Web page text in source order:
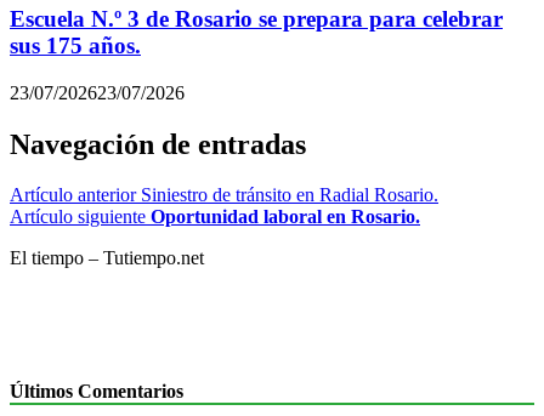
Escuela N.º 3 de Rosario se prepara para celebrar
sus 175 años.
23/07/202623/07/2026
Navegación de entradas
Artículo anterior Siniestro de tránsito en Radial Rosario.
Artículo siguiente Oportunidad laboral en Rosario.
El tiempo – Tutiempo.net
Últimos Comentarios